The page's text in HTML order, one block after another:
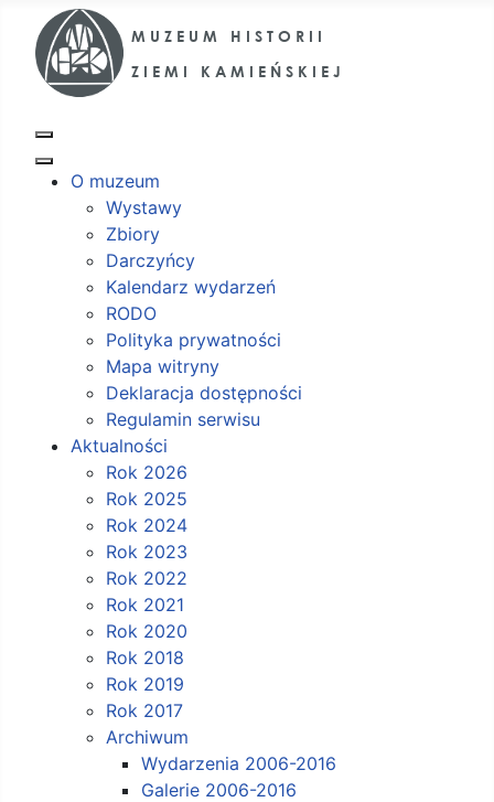
O muzeum
Wystawy
Zbiory
Darczyńcy
Kalendarz wydarzeń
RODO
Polityka prywatności
Mapa witryny
Deklaracja dostępności
Regulamin serwisu
Aktualności
Rok 2026
Rok 2025
Rok 2024
Rok 2023
Rok 2022
Rok 2021
Rok 2020
Rok 2018
Rok 2019
Rok 2017
Archiwum
Wydarzenia 2006-2016
Galerie 2006-2016